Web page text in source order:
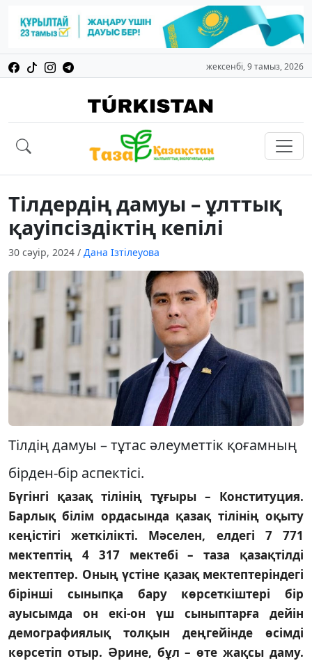
жексенбі, 9 тамыз, 2026
Тілдердің дамуы – ұлттық
қауіпсіздіктің кепілі
30 сәуір, 2024 / Дана Ізтілеуова
Тілдің дамуы – тұтас әлеуметтік қоғамның
бірден-бір аспектісі.
Бүгінгі қазақ тілінің тұғыры – Конституция.
Барлық білім ордасында қазақ тілінің оқыту
кеңістігі жеткілікті. Мәселен, елдегі 7 771
мектептің 4 317 мектебі – таза қазақтілді
мектептер. Оның үстіне қазақ мектептеріндегі
бірінші сыныпқа бару көрсеткіштері бір
ауысымда он екі-он үш сыныптарға дейін
демографиялық толқын деңгейінде өсімді
көрсетіп отыр. Әрине, бұл – өте жақсы даму.